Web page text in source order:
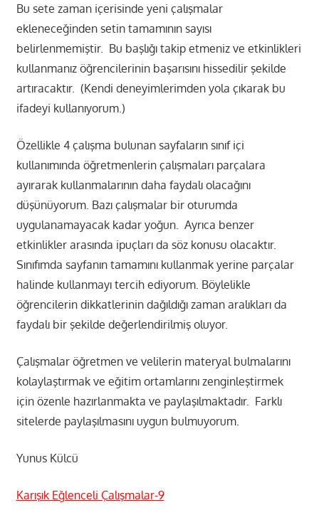
Bu sete zaman içerisinde yeni çalışmalar
ekleneceğinden setin tamamının sayısı
belirlenmemiştir. Bu başlığı takip etmeniz ve etkinlikleri
kullanmanız öğrencilerinin başarısını hissedilir şekilde
artıracaktır. (Kendi deneyimlerimden yola çıkarak bu
ifadeyi kullanıyorum.)
Özellikle 4 çalışma bulunan sayfaların sınıf içi
kullanımında öğretmenlerin çalışmaları parçalara
ayırarak kullanmalarının daha faydalı olacağını
düşünüyorum. Bazı çalışmalar bir oturumda
uygulanamayacak kadar yoğun. Ayrıca benzer
etkinlikler arasında ipuçları da söz konusu olacaktır.
Sınıfımda sayfanın tamamını kullanmak yerine parçalar
halinde kullanmayı tercih ediyorum. Böylelikle
öğrencilerin dikkatlerinin dağıldığı zaman aralıkları da
faydalı bir şekilde değerlendirilmiş oluyor.
Çalışmalar öğretmen ve velilerin materyal bulmalarını
kolaylaştırmak ve eğitim ortamlarını zenginleştirmek
için özenle hazırlanmakta ve paylaşılmaktadır. Farklı
sitelerde paylaşılmasını uygun bulmuyorum.
Yunus Külcü
Karışık Eğlenceli Çalışmalar-9